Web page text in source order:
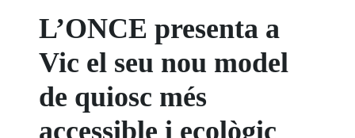
L’ONCE presenta a
Vic el seu nou model
de quiosc més
accessible i ecològic